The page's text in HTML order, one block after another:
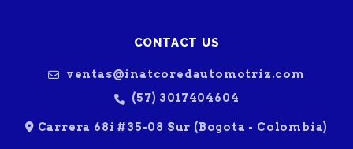
CONTACT US
ventas@inatcoredautomotriz.com
(57) 3017404604
Carrera 68i #35-08 Sur (Bogota - Colombia)